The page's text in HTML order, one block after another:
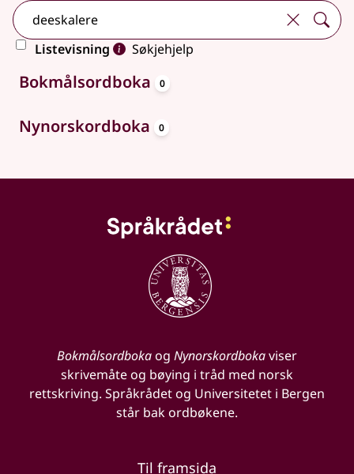
Listevisning
Søkjehjelp
Ingen treff
Bokmålsordboka 0
Nynorskordboka 0
Bokmålsordbokaog Nynorskordbokaviser
skrivemåte og bøying i tråd med norsk
rettskriving. Språkrådet og Universitetet i Bergen
står bak ordbøkene.
Til framsida